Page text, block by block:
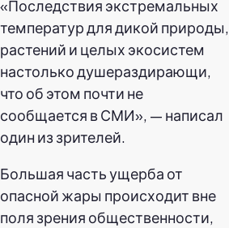
«Последствия экстремальных
температур для дикой природы,
растений и целых экосистем
настолько душераздирающи,
что об этом почти не
сообщается в СМИ», — написал
один из зрителей.
Большая часть ущерба от
опасной жары происходит вне
поля зрения общественности,